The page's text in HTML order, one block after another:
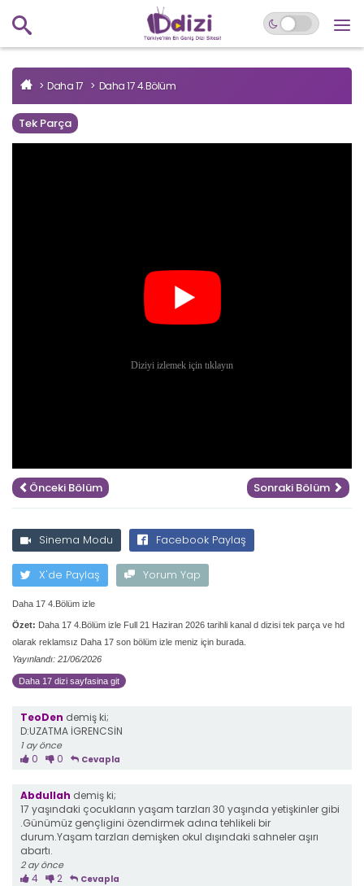
Daha 17 Daha 17 4.Bölüm
Tek Parça
Önceki Bölüm Sonraki Bölüm
Sinema Modu Facebook Paylaş
X'de Paylaş Yorum Yap
Daha 17 4.Bölüm izle
Özet: Daha 17 4.Bölüm izle Full 21 Haziran 2026 tarihli kanal d dizisi tek parça ve hd
olarak reklamsız Daha 17 son bölüm izle meniz için burada.
Yayınlandı: 21/06/2026
Daha 17 dizi sayfasina git
TeoDen demiş ki;
D:UZATMA İGRENCSİN
1 ay önce
0 0 Cevapla
Abdullah demiş ki;
17 yaşındaki çocukların yaşam tarzları 30 yaşında yetişkinler gibi
.Günümüz gençligini özendirmek adına tehlikeli bir
durum.Yaşam tarzları demişken okul dışındaki sahneler aşırı
abartı.
2 ay önce
4 2 Cevapla